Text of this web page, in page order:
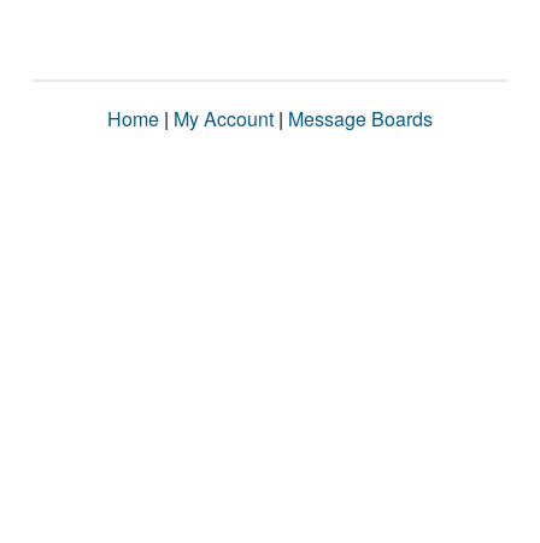
Home | My Account | Message Boards